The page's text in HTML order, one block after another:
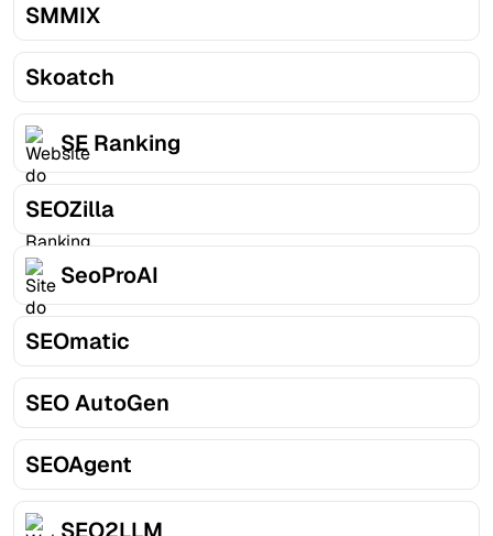
SMMIX
Skoatch
SE Ranking
SEOZilla
SeoProAI
SEOmatic
SEO AutoGen
SEOAgent